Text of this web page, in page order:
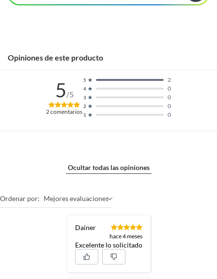
Opiniones de este producto
5/5
2comentarios 1 0
2 0
3 0
4 0
5 2
Ocultar todas las opiniones
Ordenar por: Mejores evaluaciones
Dainer
hace 4 meses
Excelente lo solicitado